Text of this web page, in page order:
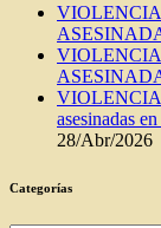
VIOLENCIA
VIOLENCIA
VIOLENCIA
asesinadas
28/Abr/2026
Categorías